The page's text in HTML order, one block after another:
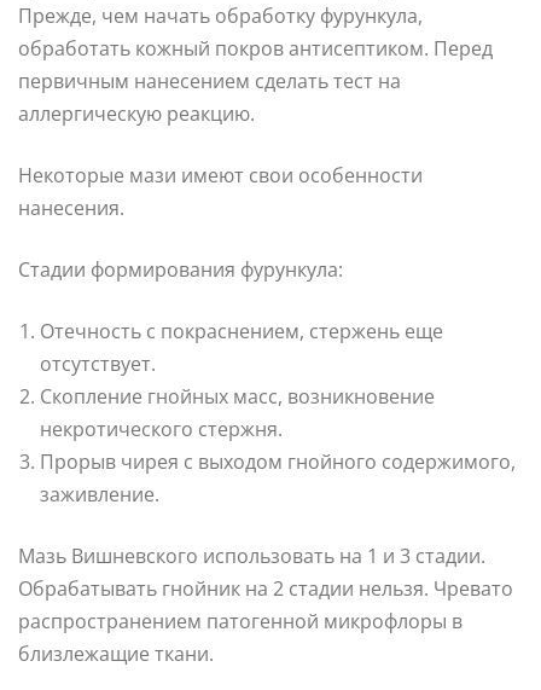
Прежде, чем начать обработку фурункула,
обработать кожный покров антисептиком. Перед
первичным нанесением сделать тест на
аллергическую реакцию.
Некоторые мази имеют свои особенности
нанесения.
Стадии формирования фурункула:
Отечность с покраснением, стержень еще
отсутствует.
Скопление гнойных масс, возникновение
некротического стержня.
Прорыв чирея с выходом гнойного содержимого,
заживление.
Мазь Вишневского использовать на 1 и 3 стадии.
Обрабатывать гнойник на 2 стадии нельзя. Чревато
распространением патогенной микрофлоры в
близлежащие ткани.